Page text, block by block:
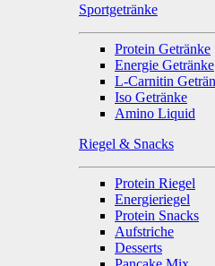
Sportgetränke
Protein Getränke
Energie Getränke
L-Carnitin
Iso Getränke
Amino Liquid
Riegel & Snacks
Protein Riegel
Energieriegel
Protein Snacks
Aufstriche
Desserts